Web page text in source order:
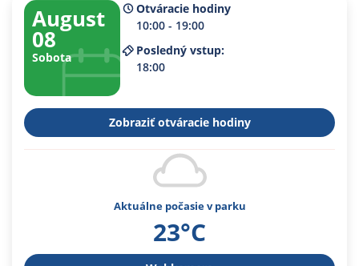
August
08
Sobota
Otváracie hodiny
10:00 - 19:00
Posledný vstup:
18:00
Zobraziť otváracie hodiny
Aktuálne počasie v parku
23°C